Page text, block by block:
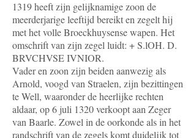
1319 heeft zijn gelijknamige zoon de
meerderjarige leeftijd bereikt en zegelt hij
met het volle Broeckhuysense wapen. Het
omschrift van zijn zegel luidt: + S.lOH. D.
BRVCHVSE IVNIOR.
Vader en zoon zijn beiden aanwezig als
Arnold, voogd van Straelen, zijn bezittingen
te Well, waaronder de heerlijke rechten
aldaar, op 6 juli 1320 verkoopt aan Zeger
van Baarle. Zowel in de oorkonde als in het
randschrift van de zegels komt duidelijk tot